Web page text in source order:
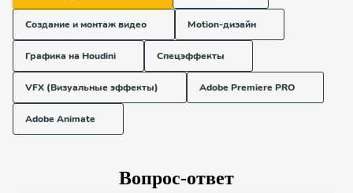
Создание и монтаж видео Motion-дизайн
Графика на Houdini Спецэффекты
VFX (Визуальные эффекты) Adobe Premiere PRO
Adobe Animate
Вопрос-ответ